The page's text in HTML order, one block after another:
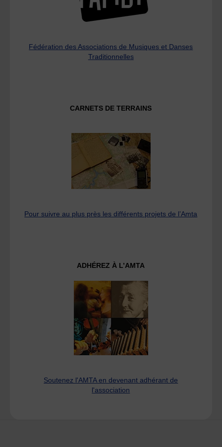
Fédération des Associations de Musiques et Danses
Traditionnelles
CARNETS DE TERRAINS
Pour suivre au plus près les différents projets de l’Amta
ADHÉREZ À L’AMTA
Soutenez l'AMTA en devenant adhérant de
l'association